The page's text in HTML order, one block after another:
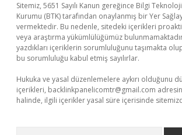
Sitemiz, 5651 Sayılı Kanun gereğince Bilgi
Kurumu (BTK) tarafından onaylanmış bir Yer
vermektedir. Bu nedenle, sitedeki içerikleri
veya araştırma yükümlülüğümüz
yazdıkları içeriklerin sorumluluğunu taşımakta
bu sorumluluğu kabul etmiş sayılırlar.
Hukuka ve yasal düzenlemelere aykırı olduğunu
içerikleri, backlinkpanelicomtr@gmail.com
halinde, ilgili içerikler yasal süre içerisinde